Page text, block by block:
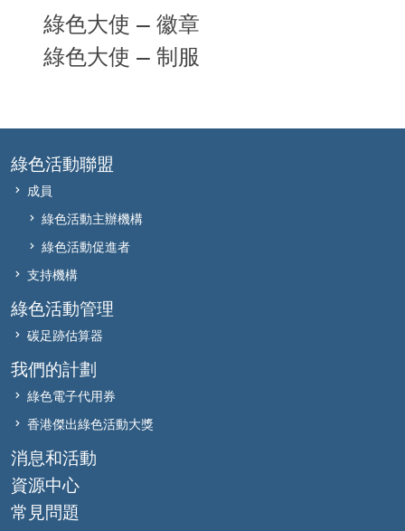
綠色大使 – 徽章
綠色大使 – 制服
綠色活動聯盟
成員
綠色活動主辦機構
綠色活動促進者
支持機構
綠色活動管理
碳足跡估算器
我們的計劃
綠色電子代用券
香港傑出綠色活動大獎
消息和活動
資源中心
常見問題